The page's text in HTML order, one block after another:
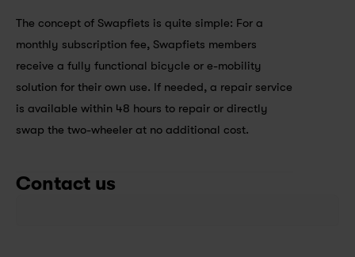
The concept of Swapfiets is quite simple: For a
monthly subscription fee, Swapfiets members
receive a fully functional bicycle or e-mobility
solution for their own use. If needed, a repair service
is available within 48 hours to repair or directly
swap the two-wheeler at no additional cost.
Contact us